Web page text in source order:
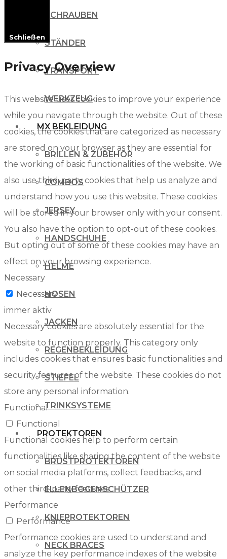
SCHRAUBEN
STÄNDER
TRANSPORT
WERKZEUG
MX BEKLEIDUNG
BRILLEN & ZUBEHÖR
COMBOS
JERSEY
HANDSCHUHE
HELME
HOSEN
JACKEN
REGENBEKLEIDUNG
STIEFEL
TRINKSYSTEME
PROTEKTOREN
BRUSTPROTEKTOREN
ELLENBOGENSCHÜTZER
KNIEPROTEKTOREN
NECK BRACES
Schließen
Privacy Overview
This website uses cookies to improve your experience
while you navigate through the website. Out of these
cookies, the cookies that are categorized as necessary
are stored on your browser as they are essential for
the working of basic functionalities of the website. We
also use third-party cookies that help us analyze and
understand how you use this website. These cookies
will be stored in your browser only with your consent.
You also have the option to opt-out of these cookies.
But opting out of some of these cookies may have an
effect on your browsing experience.
Necessary
Necessary
immer aktiv
Necessary cookies are absolutely essential for the
website to function properly. This category only
includes cookies that ensures basic functionalities and
security features of the website. These cookies do not
store any personal information.
Functional
Functional
Functional cookies help to perform certain
functionalities like sharing the content of the website
on social media platforms, collect feedbacks, and
other third-party features.
Performance
Performance
Performance cookies are used to understand and
analyze the key performance indexes of the website